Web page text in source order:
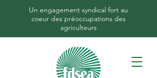
Un engagement syndical fort au
coeur des préoccupations des
agriculteurs